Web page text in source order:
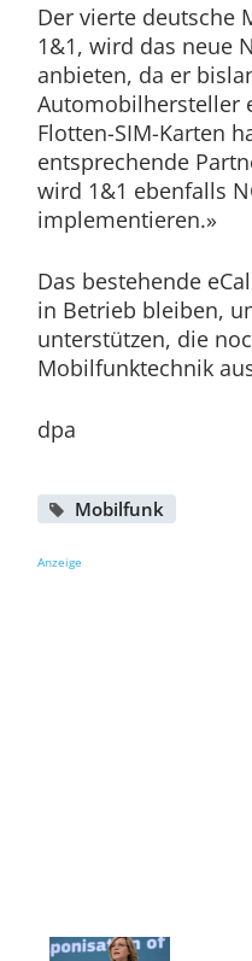
Der vierte deutsche
1&1, wird das neue
anbieten, da er
Automobilhersteller
Flotten-SIM-Karten
entsprechende
wird 1&1 ebenfalls
implementieren.»
Das bestehende
in Betrieb bleiben,
unterstützen, die
Mobilfunktechnik
dpa
Mobilfunk
Anzeige